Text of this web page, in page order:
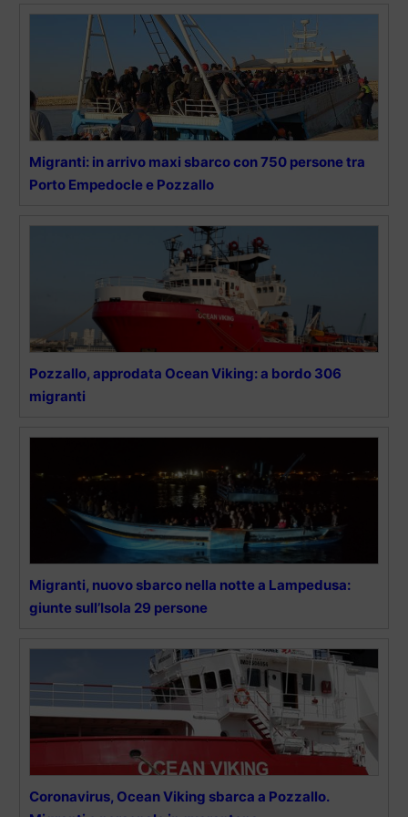
Migranti: in arrivo maxi sbarco con 750 persone tra
Porto Empedocle e Pozzallo
Pozzallo, approdata Ocean Viking: a bordo 306
migranti
Migranti, nuovo sbarco nella notte a Lampedusa:
giunte sull’Isola 29 persone
Coronavirus, Ocean Viking sbarca a Pozzallo.